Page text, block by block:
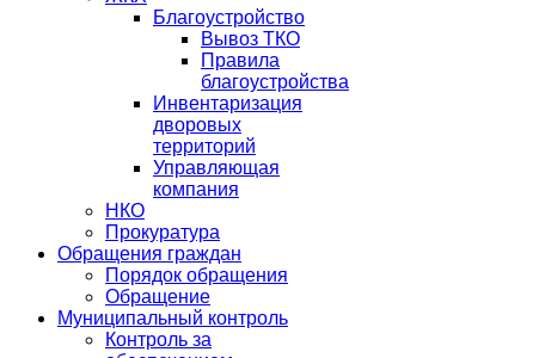
Благоустройство
Вывоз ТКО
Правила
благоустройства
Инвентаризация
дворовых
территорий
Управляющая
компания
НКО
Прокуратура
Обращения граждан
Порядок обращения
Обращение
Муниципальный контроль
Контроль за